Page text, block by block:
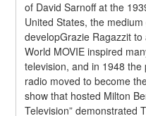
of David Sarnoff at the
United States, the
developGrazie Ragazzit
World MOVIE inspired
television, and in 1948
radio moved to become
show that hosted Milton
Television” demonstrated